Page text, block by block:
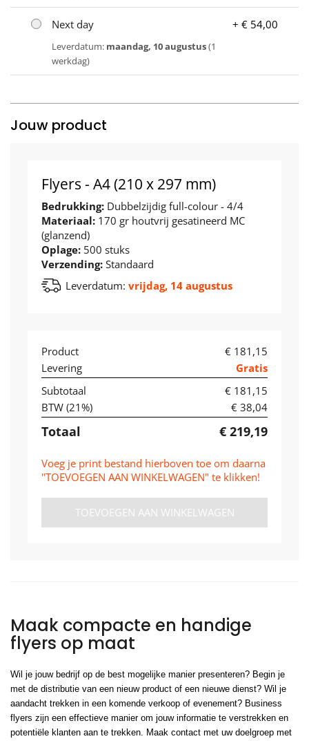
Next day
Leverdatum: maandag, 10 augustus(1
werkdag)
+ € 54,00
Jouw product
Flyers - A4 (210 x 297 mm)
Bedrukking: Dubbelzijdig full-colour - 4/4
Materiaal: 170 gr houtvrij gesatineerd MC
(glanzend)
Oplage: 500 stuks
Verzending: Standaard
Leverdatum: vrijdag, 14 augustus
Product
€ 181,15
Levering
Gratis
Subtotaal
€ 181,15
BTW (21%) € 38,04
Totaal € 219,19
Voeg je print bestand hierboven toe om daarna
"TOEVOEGEN AAN WINKELWAGEN" te klikken!
TOEVOEGEN AAN WINKELWAGEN
Maak compacte en handige
flyers op maat
Wil je jouw bedrijf op de best mogelijke manier presenteren? Begin je
met de distributie van een nieuw product of een nieuwe dienst? Wil je
aandacht trekken in een komende verkoop of evenement? Business
flyers zijn een effectieve manier om jouw informatie te verstrekken en
potentiële klanten aan te trekken. Maak contact met uw doelgroep met